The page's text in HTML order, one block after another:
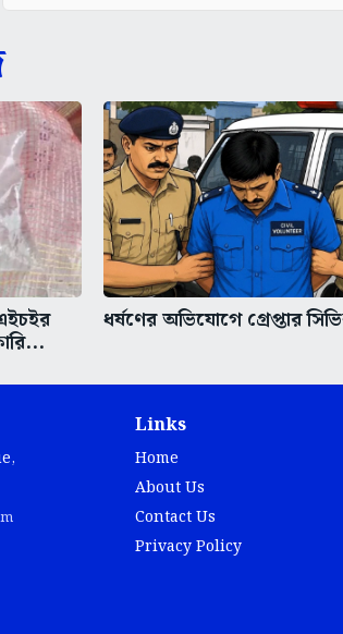
ধর্ষণের অভিযোগে গ্রেপ্তার
Links
Home
About Us
Contact Us
Privacy Policy